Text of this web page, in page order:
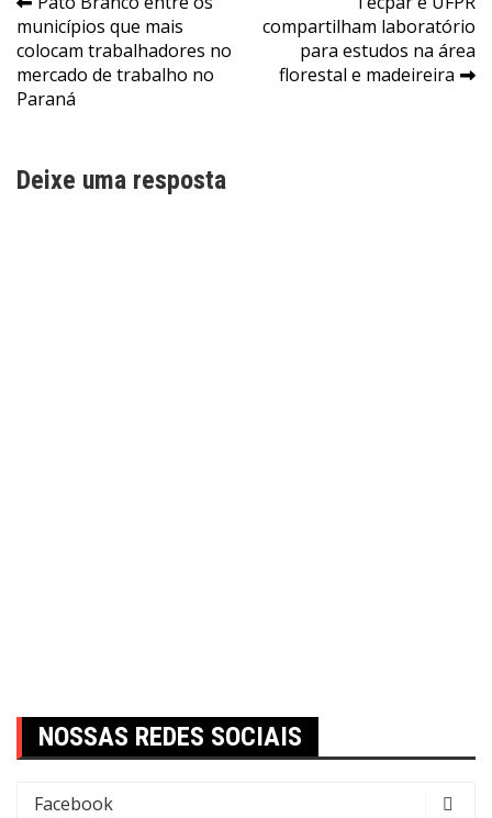
de
Post
municípios que mais
colocam trabalhadores no
mercado de trabalho no
Paraná
compartilham laboratório
para estudos na área
florestal e madeireira
Deixe uma resposta
NOSSAS REDES SOCIAIS
Facebook